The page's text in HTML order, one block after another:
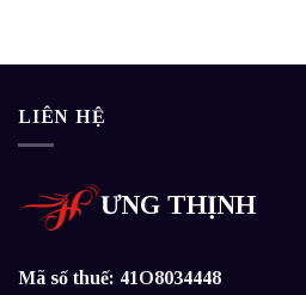
LIÊN HỆ
ƯNG THỊNH
Mã số thuế: 41O8034448